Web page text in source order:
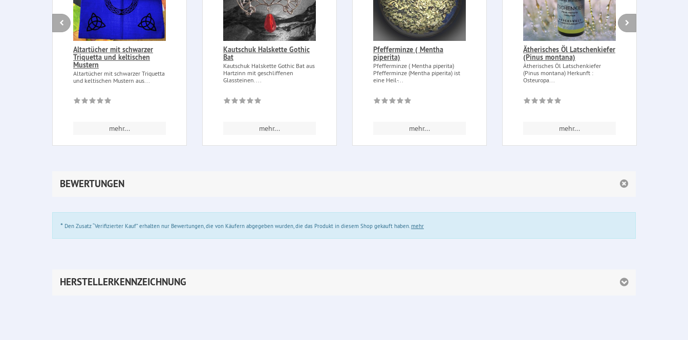
Altartücher mit schwarzer
Triquetta und keltischen
Mustern
Altartücher mit schwarzer Triquetta
und keltischen Mustern aus...
mehr...
Kautschuk Halskette Gothic
Bat
Kautschuk Halskette Gothic Bat aus
Hartzinn mit geschliffenen
Glassteinen....
mehr...
Pfefferminze ( Mentha
piperita)
Pfefferminze ( Mentha piperita)
Pfefferminze (Mentha piperita) ist
eine Heil-...
mehr...
Ätherisches Öl Latschenkiefer
(Pinus montana)
Ätherisches Öl Latschenkiefer
(Pinus montana) Herkunft :
Osteuropa...
mehr...
BEWERTUNGEN
* Den Zusatz “Verifizierter Kauf” erhalten nur Bewertungen, die von Käufern abgegeben wurden, die das Produkt in diesem Shop gekauft haben.mehr
HERSTELLERKENNZEICHNUNG